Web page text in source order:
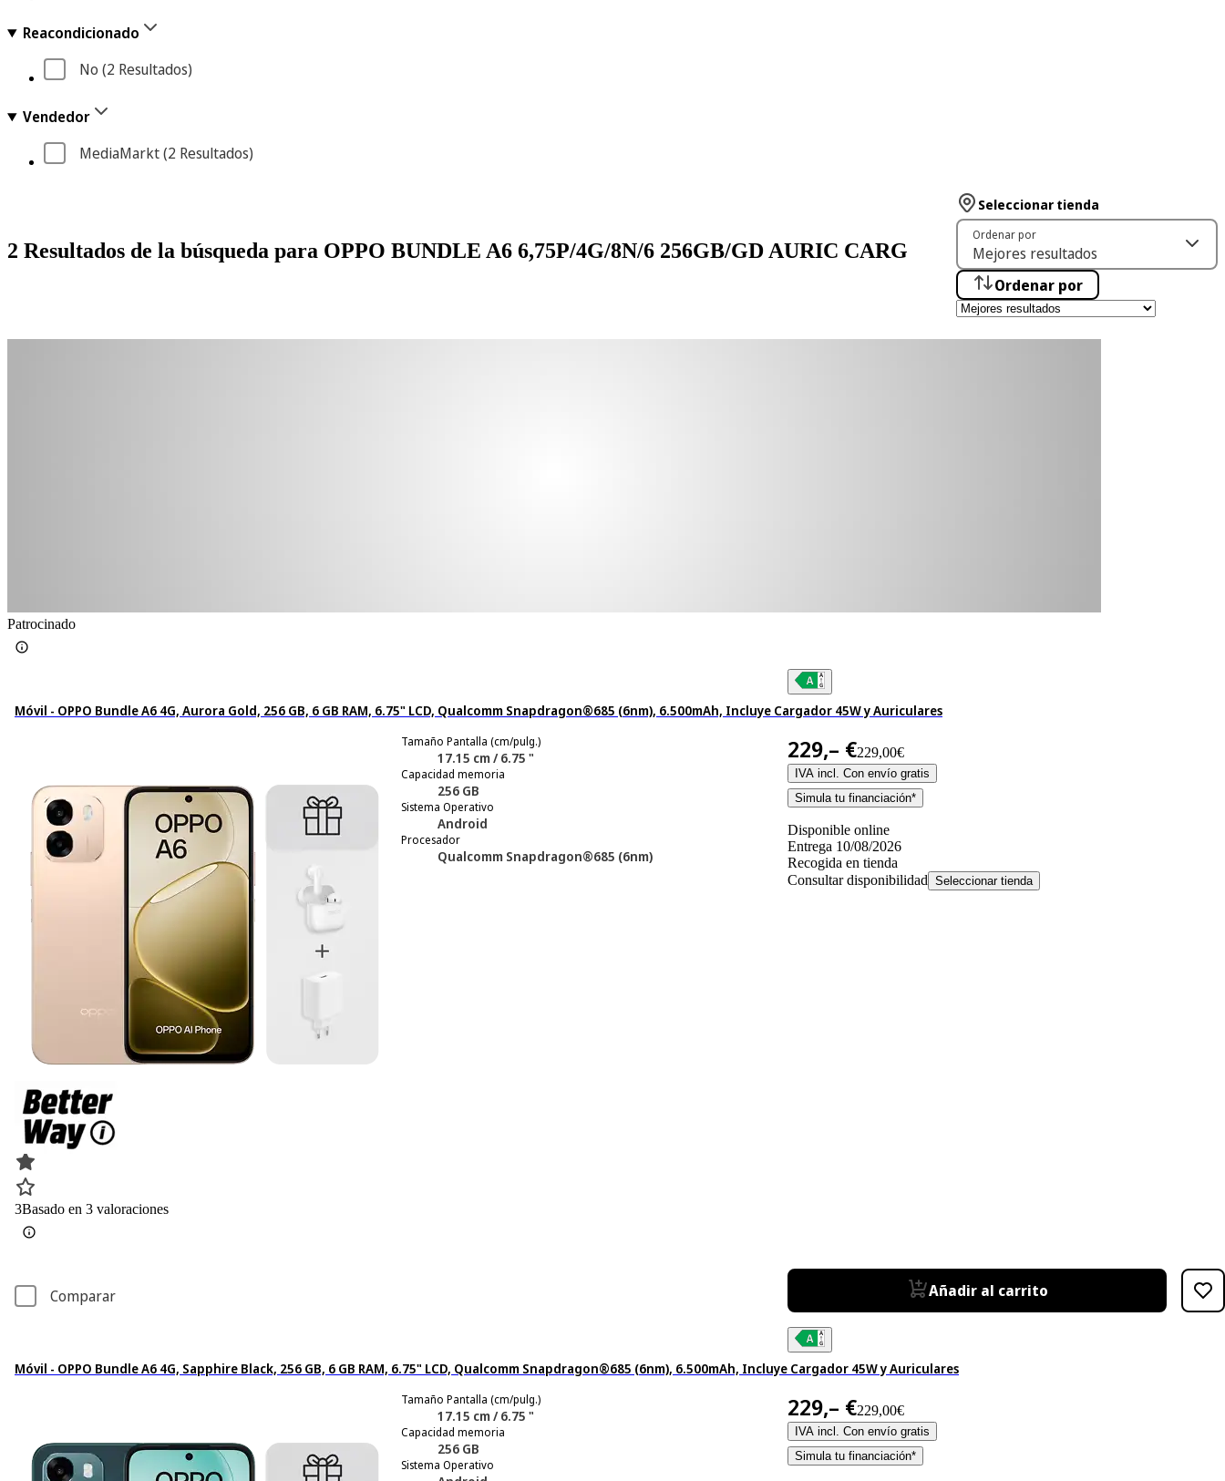
Reacondicionado
No (2 Resultados)
Vendedor
MediaMarkt (2 Resultados)
2 Resultados de la búsqueda para OPPO BUNDLE A6 6,75P/4G/8N/6 256GB/GD AURIC CARG
Seleccionar tienda
Ordenar por
Ordenar por
Patrocinado
Móvil - OPPO Bundle A6 4G, Aurora Gold, 256 GB, 6 GB RAM, 6.75" LCD, Qualcomm Snapdragon®685 (6nm), 6.500mAh, Incluye Cargador 45W y Auriculares
3Basado en 3 valoraciones
Tamaño Pantalla (cm/pulg.)
17.15 cm / 6.75 "
Capacidad memoria
256 GB
Sistema Operativo
Android
Procesador
Qualcomm Snapdragon®685 (6nm)
229,– €229,00€
IVA incl. Con envío gratis
Simula tu financiación*
Disponible online
Entrega 10/08/2026
Recogida en tienda
Consultar disponibilidad Seleccionar tienda
Comparar Añadir al carrito
Móvil - OPPO Bundle A6 4G, Sapphire Black, 256 GB, 6 GB RAM, 6.75" LCD, Qualcomm Snapdragon®685 (6nm), 6.500mAh, Incluye Cargador 45W y Auriculares
Tamaño Pantalla (cm/pulg.)
17.15 cm / 6.75 "
Capacidad memoria
256 GB
Sistema Operativo
229,– €229,00€
IVA incl. Con envío gratis
Simula tu financiación*